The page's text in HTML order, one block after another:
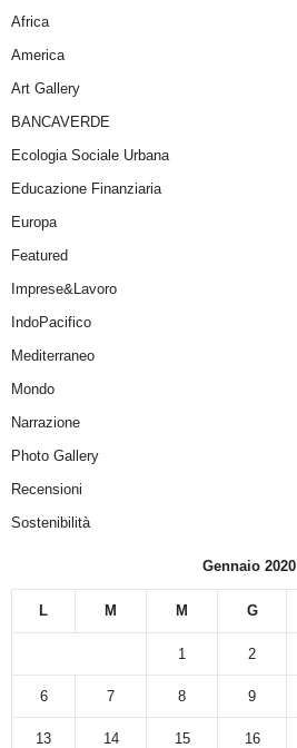
Africa
America
Art Gallery
BANCAVERDE
Ecologia Sociale Urbana
Educazione Finanziaria
Europa
Featured
Imprese&Lavoro
IndoPacifico
Mediterraneo
Mondo
Narrazione
Photo Gallery
Recensioni
Sostenibilità
Gennaio 2020
L M M G
1 2
6 7 8 9
13 14 15 16